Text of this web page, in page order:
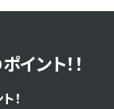
ント！！
！